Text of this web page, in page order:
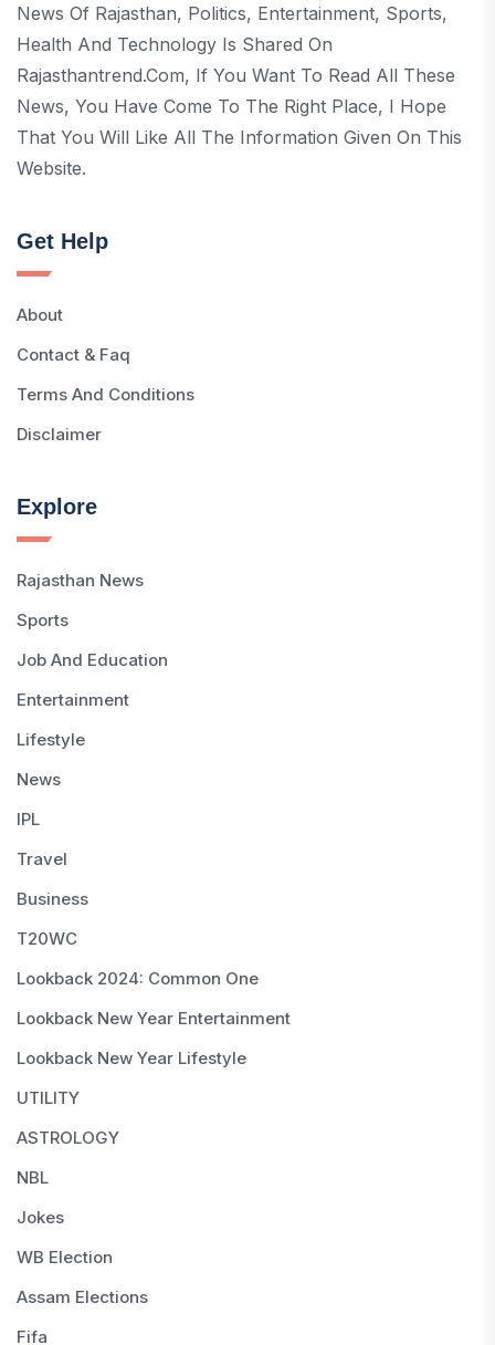
News Of Rajasthan, Politics, Entertainment, Sports,
Health And Technology Is Shared On
Rajasthantrend.com, If You Want To Read All These
News, You Have Come To The Right Place, I Hope
That You Will Like All The Information Given On This
Website.
Get Help
About
Contact & Faq
Terms And Conditions
Disclaimer
Explore
Rajasthan News
Sports
Job And Education
Entertainment
Lifestyle
News
IPL
Travel
Business
T20WC
Lookback 2024: Common One
Lookback New Year Entertainment
Lookback New Year Lifestyle
UTILITY
ASTROLOGY
NBL
Jokes
WB Election
Assam Elections
Fifa